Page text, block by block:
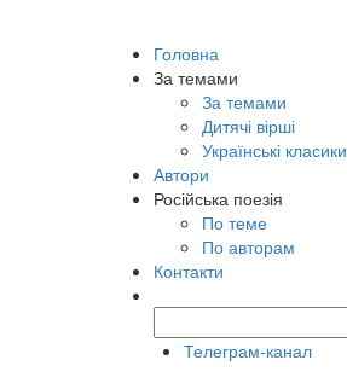
Головна
За темами
За темами
Дитячі вірші
Українські класики
Автори
Російська поезія
По теме
По авторам
Контакти
Телеграм-канал